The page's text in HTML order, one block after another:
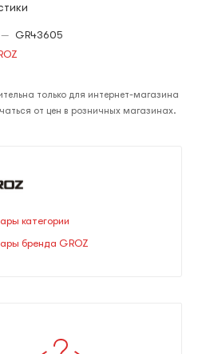
— GR43605
только для интернет-магазина
от цен в розничных магазинах.
категории
бренда GROZ